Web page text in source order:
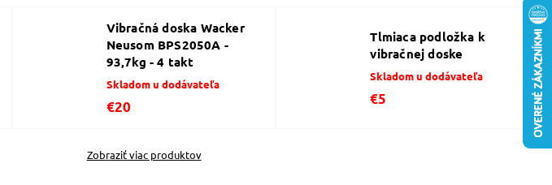
Vibračná doska Wacker
Neusom BPS2050A -
93,7kg - 4 takt
Skladom u dodávateľa
€20
Tlmiaca podložka k
vibračnej doske
Skladom u dodávateľa
€5
Zobraziť viac produktov